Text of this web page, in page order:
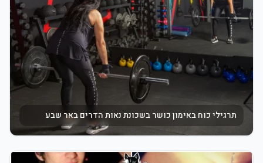
תרגילי כוח באימון כושר בשכונת נאות הדרים באר שבע